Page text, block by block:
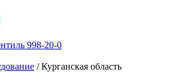
998-20-0
/ Курганская область